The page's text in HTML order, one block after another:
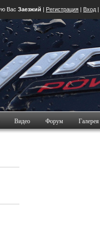
Вас Заезжий | Регистрация | Вход |
Видео Форум Галерея